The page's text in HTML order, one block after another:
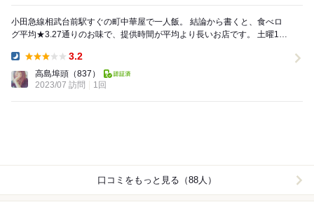
小田急線相武台前駅すぐの町中華屋で一人飯。 結論から書くと、食べロ
グ平均★3.27通りのお味で、提供時間が平均より長いお店です。 土曜18
3.2
高島埠頭 （837）
2023/07 訪問
1回
口コミをもっと見る（88人）